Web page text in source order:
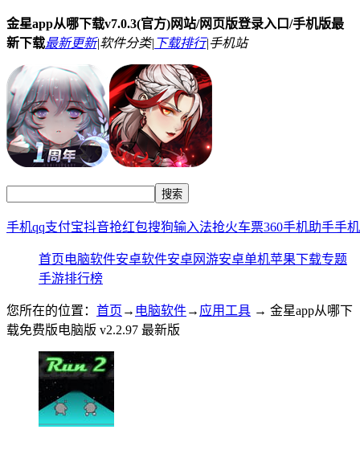
金星app从哪下载v7.0.3(官方)网站/网页版登录入口/手机版最
新下载最新更新|软件分类| 下载排行|手机站
手机qq支付宝抖音抢红包搜狗输入法抢火车票360手机助手手
首页电脑软件安卓软件安卓网游安卓单机苹果下载专题
手游排行榜
您所在的位置： 首页 → 电脑软件→ 应用工具 → 金星app从哪下
载免费版电脑版 v2.2.97 最新版